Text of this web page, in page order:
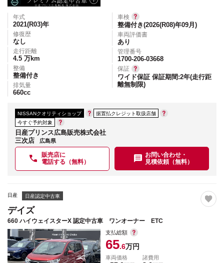
年式
2021(R03)年
修復歴
なし
走行距離
4.5 万km
整備
整備付き
排気量
660cc
車検
整備付き(2026(R08)年09月)
車両評価書
あり
管理番号
1700-206-03668
保証
ワイド保証 保証期間:2年(走行距
離無制限)
NISSANクオリティショップ
据置払クレジット取扱店舗
今すぐ予約対象
日産プリンス広島販売株式会社
三次店
広島県
販売店に
電話する（無料）
お問い合わせ・
見積依頼（無料）
日産 日産認定中古車
デイズ
660 ハイウェイスターX 認定中古車 ワンオーナー ETC
支払総額
65.6万円
車両価格 諸費用